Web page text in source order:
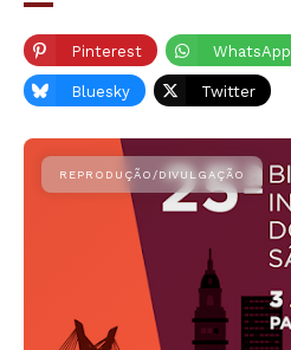
Pinterest WhatsApp
Bluesky Twitter